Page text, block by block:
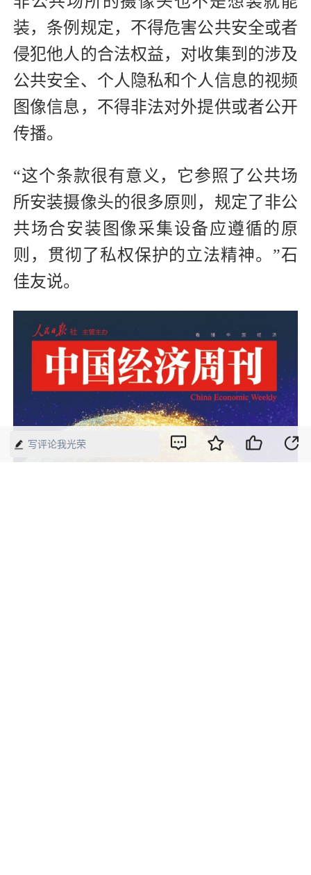
装，条例规定，不得危害公共安全或者
侵犯他人的合法权益，对收集到的涉及
公共安全、个人隐私和个人信息的视频
图像信息，不得非法对外提供或者公开
传播。
“这个条款很有意义，它参照了公共场
所安装摄像头的很多原则，规定了非公
共场合安装图像采集设备应遵循的原
则，贯彻了私权保护的立法精神。”石
佳友说。
写评论我光荣